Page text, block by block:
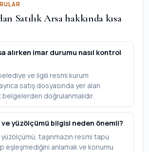
Satılık Arsa hakkında kısa
alırken imar durumu nasıl kontrol
ve ilgili resmi kurum
satış dosyasında yer alan
belgelerden doğrulanmalıdır.
yüzölçümü bilgisi neden önemli?
taşınmazın resmi tapu
eşleşmediğini anlamak ve konumu